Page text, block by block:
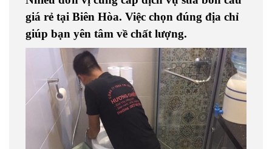
giá rẻ tại Biên Hòa. Việc chọn đúng địa chỉ
giúp bạn yên tâm về chất lượng.